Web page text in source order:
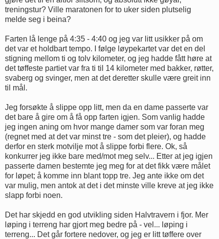
treningstur? Ville maratonen for to uker siden plutselig
melde seg i beina?
Farten lå lenge på 4:35 - 4:40 og jeg var litt usikker på om
det var et holdbart tempo. I følge løypekartet var det en del
stigning mellom ti og tolv kilometer, og jeg hadde fått høre at
det tøffeste partiet var fra ti til 14 kilometer med bakker, røtter,
svaberg og svinger, men at det deretter skulle være greit inn
til mål.
Jeg forsøkte å slippe opp litt, men da en dame passerte var
det bare å gire om å få opp farten igjen. Som vanlig hadde
jeg ingen aning om hvor mange damer som var foran meg
(regnet med at det var minst tre - som det pleier), og hadde
derfor en sterk motvilje mot å slippe forbi flere. Ok, så
konkurrer jeg ikke bare med/mot meg selv... Etter at jeg igjen
passerte damen bestemte jeg meg for at det fikk være målet
for løpet; å komme inn blant topp tre. Jeg ante ikke om det
var mulig, men antok at det i det minste ville kreve at jeg ikke
slapp forbi noen.
Det har skjedd en god utvikling siden Halvtravern i fjor. Mer
løping i terreng har gjort meg bedre på - vel... løping i
terreng... Det går fortere nedover, og jeg er litt tøffere over